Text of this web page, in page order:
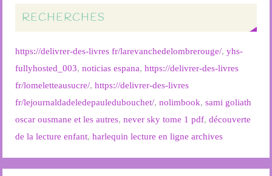
RECHERCHES
https://delivrer-des-livres fr/larevanchedelombrerouge/,yhs-
fullyhosted_003,noticias espana,https://delivrer-des-livres
fr/lomeletteausucre/,https://delivrer-des-livres
fr/lejournaldadeledepauledubouchet/,nolimbook,sami goliath
oscar ousmane et les autres,never sky tome 1 pdf,découverte
de la lecture enfant,harlequin lecture en ligne archives